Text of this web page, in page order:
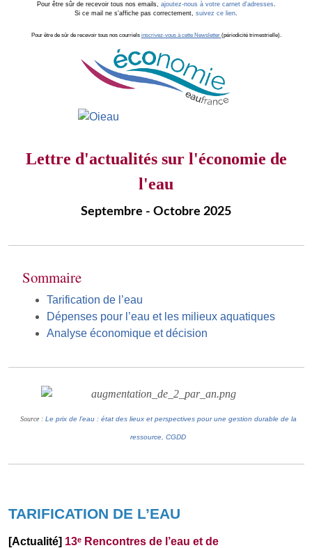
Pour être sûr de recevoir tous nos emails, ajoutez-nous à votre carnet d'adresses.
Si ce mail ne s'affiche pas correctement, suivez ce lien.
Pour être de sûr de recevoir tous nos courriels inscrivez-vous à cette Newsletter (périodicité trimestrielle).
Lettre d'actualités sur l'économie de
l'eau
Septembre - Octobre 2025
Sommaire
Tarification de l’eau
Dépenses pour l’eau et les milieux aquatiques
Analyse économique et décision
Source : Le prix de l’eau : état des lieux et perspectives pour une gestion durable de la
ressource, CGDD
TARIFICATION DE L’EAU
[Actualité] 13ᵉ Rencontres de l’eau et de